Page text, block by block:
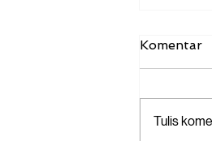
Komentar
Tulis